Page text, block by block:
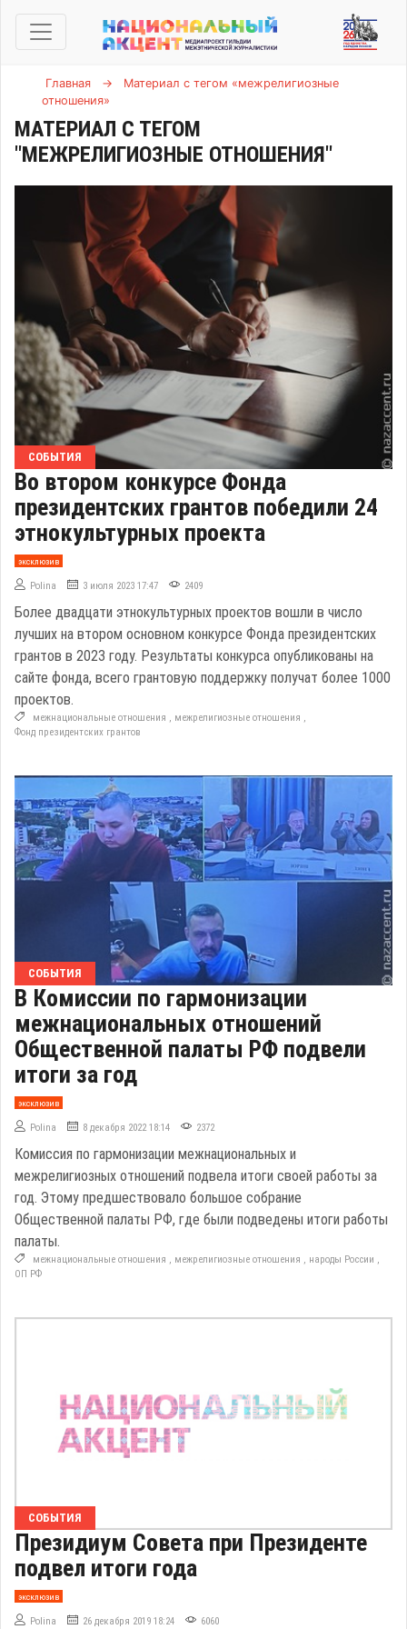
Главная →
Материал с тегом «межрелигиозные
отношения»
МАТЕРИАЛ С ТЕГОМ
"МЕЖРЕЛИГИОЗНЫЕ ОТНОШЕНИЯ"
СОБЫТИЯ
Во втором конкурсе Фонда
президентских грантов победили 24
этнокультурных проекта
эксклюзив
Polina 3 июля 2023 17:47 2409
Более двадцати этнокультурных проектов вошли в число
лучших на втором основном конкурсе Фонда президентских
грантов в 2023 году. Результаты конкурса опубликованы на
сайте фонда, всего грантовую поддержку получат более 1000
проектов.
межнациональные отношения , межрелигиозные отношения ,
Фонд президентских грантов
СОБЫТИЯ
В Комиссии по гармонизации
межнациональных отношений
Общественной палаты РФ подвели
итоги за год
эксклюзив
Polina 8 декабря 2022 18:14 2372
Комиссия по гармонизации межнациональных и
межрелигиозных отношений подвела итоги своей работы за
год. Этому предшествовало большое собрание
Общественной палаты РФ, где были подведены итоги работы
палаты.
межнациональные отношения , межрелигиозные отношения , народы России ,
ОП РФ
СОБЫТИЯ
Президиум Совета при Президенте
подвел итоги года
эксклюзив
Polina 26 декабря 2019 18:24 6060